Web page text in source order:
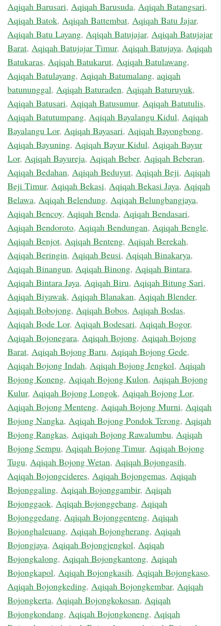
Aqiqah Barusari, Aqiqah Barusuda, Aqiqah Batangsari,
Aqiqah Batok, Aqiqah Battembat, Aqiqah Batu Jajar,
Aqiqah Batu Layang, Aqiqah Batujajar, Aqiqah Batujajar
Barat, Aqiqah Batujajar Timur, Aqiqah Batujaya, Aqiqah
Batukaras, Aqiqah Batukarut, Aqiqah Batulawang,
Aqiqah Batulayang, Aqiqah Batumalang, aqiqah
batununggal, Aqiqah Baturaden, Aqiqah Baturuyuk,
Aqiqah Batusari, Aqiqah Batusumur, Aqiqah Batutulis,
Aqiqah Batutumpang, Aqiqah Bayalangu Kidul, Aqiqah
Bayalangu Lor, Aqiqah Bayasari, Aqiqah Bayongbong,
Aqiqah Bayuning, Aqiqah Bayur Kidul, Aqiqah Bayur
Lor, Aqiqah Bayureja, Aqiqah Beber, Aqiqah Beberan,
Aqiqah Bedahan, Aqiqah Beduyut, Aqiqah Beji, Aqiqah
Beji Timur, Aqiqah Bekasi, Aqiqah Bekasi Jaya, Aqiqah
Belawa, Aqiqah Belendung, Aqiqah Belungbangjaya,
Aqiqah Bencoy, Aqiqah Benda, Aqiqah Bendasari,
Aqiqah Bendoroto, Aqiqah Bendungan, Aqiqah Bengle,
Aqiqah Benjot, Aqiqah Benteng, Aqiqah Berekah,
Aqiqah Beringin, Aqiqah Beusi, Aqiqah Binakarya,
Aqiqah Binangun, Aqiqah Binong, Aqiqah Bintara,
Aqiqah Bintara Jaya, Aqiqah Biru, Aqiqah Bitung Sari,
Aqiqah Biyawak, Aqiqah Blanakan, Aqiqah Blender,
Aqiqah Bobojong, Aqiqah Bobos, Aqiqah Bodas,
Aqiqah Bode Lor, Aqiqah Bodesari, Aqiqah Bogor,
Aqiqah Bojonegara, Aqiqah Bojong, Aqiqah Bojong
Barat, Aqiqah Bojong Baru, Aqiqah Bojong Gede,
Aqiqah Bojong Indah, Aqiqah Bojong Jengkol, Aqiqah
Bojong Koneng, Aqiqah Bojong Kulon, Aqiqah Bojong
Kulur, Aqiqah Bojong Longok, Aqiqah Bojong Lor,
Aqiqah Bojong Menteng, Aqiqah Bojong Murni, Aqiqah
Bojong Nangka, Aqiqah Bojong Pondok Terong, Aqiqah
Bojong Rangkas, Aqiqah Bojong Rawalumbu, Aqiqah
Bojong Sempu, Aqiqah Bojong Timur, Aqiqah Bojong
Tugu, Aqiqah Bojong Wetan, Aqiqah Bojongasih,
Aqiqah Bojongcideres, Aqiqah Bojongemas, Aqiqah
Bojonggaling, Aqiqah Bojonggambir, Aqiqah
Bojonggaok, Aqiqah Bojonggebang, Aqiqah
Bojonggedang, Aqiqah Bojonggenteng, Aqiqah
Bojonghaleuang, Aqiqah Bojongherang, Aqiqah
Bojongjaya, Aqiqah Bojongjengkol, Aqiqah
Bojongkalong, Aqiqah Bojongkantong, Aqiqah
Bojongkapol, Aqiqah Bojongkasih, Aqiqah Bojongkaso,
Aqiqah Bojongkeding, Aqiqah Bojongkembar, Aqiqah
Bojongkerta, Aqiqah Bojongkokosan, Aqiqah
Bojongkondang, Aqiqah Bojongkoneng, Aqiqah